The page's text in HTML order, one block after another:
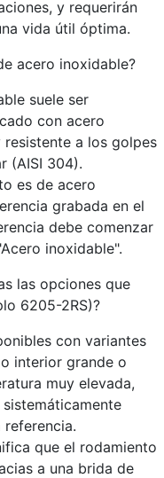
y requerirán
vida útil óptima.
acero inoxidable?
suele ser
con acero
a los golpes
(AISI 304).
es de acero
grabada en el
debe comenzar
inoxidable".
las opciones que
6205-2RS)?
con variantes
interior grande o
muy elevada,
que el rodamiento
a una brida de